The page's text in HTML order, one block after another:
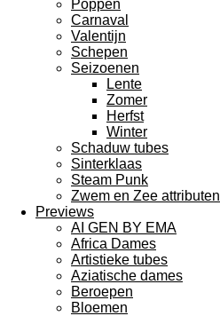
Poppen
Carnaval
Valentijn
Schepen
Seizoenen
Lente
Zomer
Herfst
Winter
Schaduw tubes
Sinterklaas
Steam Punk
Zwem en Zee attributen
Previews
AI GEN BY EMA
Africa Dames
Artistieke tubes
Aziatische dames
Beroepen
Bloemen